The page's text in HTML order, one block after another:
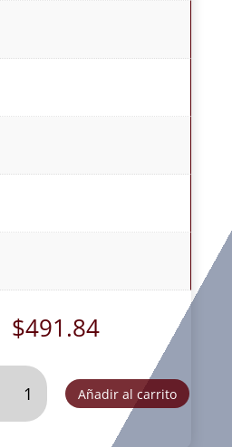
$491.84
Añadir al carrito